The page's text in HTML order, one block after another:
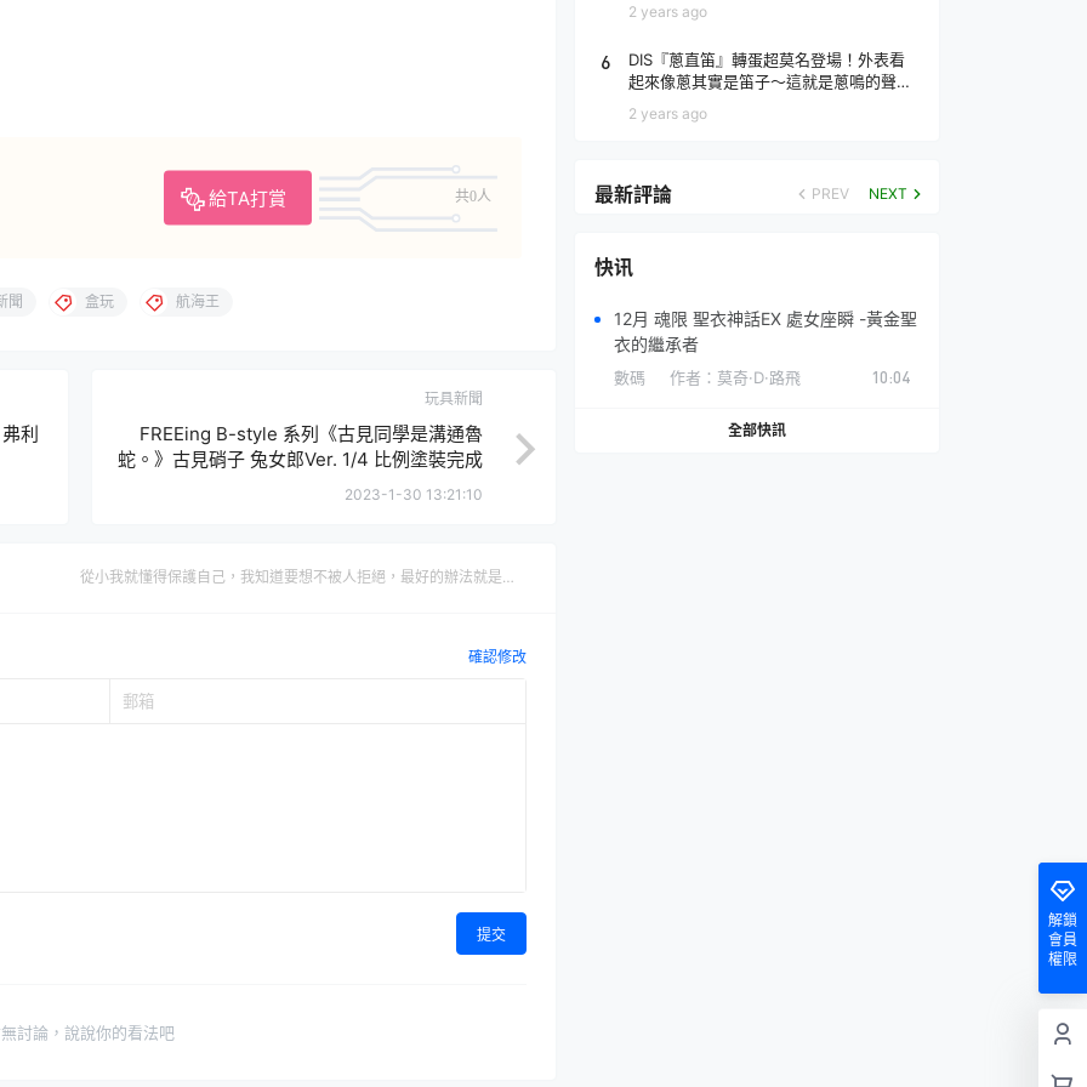
給TA打賞 共0人
聞 盒玩 航海王
利
玩具新聞
FREEing B-style 系列《古見同學是溝通魯
蛇。》古見硝子 兔女郎Ver. 1/4 比例塗裝完成
品
2023-1-30 13:21:10
從小我就懂得保護自己，我知道要想不被人拒絕，最好的辦法就是先
確認修改
提交
討論，說說你的看法吧
2 years ago
6
DIS『蔥直笛』轉蛋超莫名登場！外表看
起來像蔥其實是笛子～這就是蔥鳴的聲音
2 years ago
最新評論 PREV NEXT
快讯
12月 魂限 聖衣神話EX 處女座瞬 -黃金聖
衣的繼承者
數碼 作者： 莫奇·D·路飛 10:04
全部快訊
解鎖
會員
權限